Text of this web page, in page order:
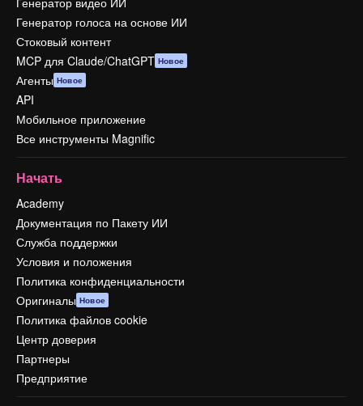
Генератор голоса на основе ИИ
Стоковый контент
MCP для Claude/ChatGPT Новое
Агенты Новое
API
Мобильное приложение
Все инструменты Magnific
Начать
Academy
Документация по Пакету ИИ
Служба поддержки
Условия и положения
Политика конфиденциальности
Оригиналы Новое
Политика файлов cookie
Центр доверия
Партнеры
Предприятие